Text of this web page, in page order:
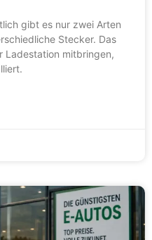
gibt es nur zwei Arten
Stecker. Das
Ladestation mitbringen,